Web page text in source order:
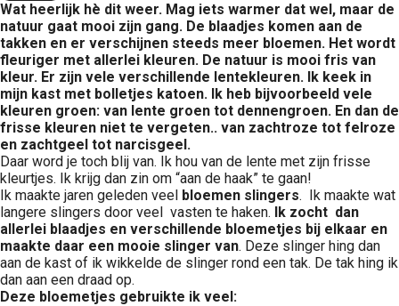
Wat heerlijk hè dit weer. Mag iets warmer dat wel, maar de
natuur gaat mooi zijn gang. De blaadjes komen aan de
takken en er verschijnen steeds meer bloemen. Het wordt
fleuriger met allerlei kleuren. De natuur is mooi fris van
kleur. Er zijn vele verschillende lentekleuren. Ik keek in
mijn kast met bolletjes katoen. Ik heb bijvoorbeeld vele
kleuren groen: van lente groen tot dennengroen. En dan de
frisse kleuren niet te vergeten.. van zachtroze tot felroze
en zachtgeel tot narcisgeel.
Daar word je toch blij van. Ik hou van de lente met zijn frisse
kleurtjes. Ik krijg dan zin om “aan de haak” te gaan!
Ik maakte jaren geleden veel bloemen slingers. Ik maakte wat
langere slingers door veel vasten te haken. Ik zocht dan
allerlei blaadjes en verschillende bloemetjes bij elkaar en
maakte daar een mooie slinger van. Deze slinger hing dan
aan de kast of ik wikkelde de slinger rond een tak. De tak hing ik
dan aan een draad op.
Deze bloemetjes gebruikte ik veel: